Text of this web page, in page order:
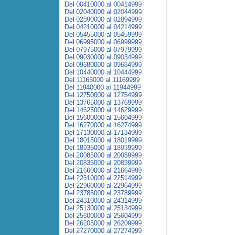
Del 00410000 al 00414999
Del 02040000 al 02044999
Del 02890000 al 02894999
Del 04210000 al 04214999
Del 05455000 al 05459999
Del 06995000 al 06999999
Del 07975000 al 07979999
Del 09030000 al 09034999
Del 09680000 al 09684999
Del 10440000 al 10444999
Del 11165000 al 11169999
Del 11940000 al 11944999
Del 12750000 al 12754999
Del 13765000 al 13769999
Del 14625000 al 14629999
Del 15600000 al 15604999
Del 16270000 al 16274999
Del 17130000 al 17134999
Del 18015000 al 18019999
Del 18935000 al 18939999
Del 20085000 al 20089999
Del 20835000 al 20839999
Del 21660000 al 21664999
Del 22510000 al 22514999
Del 22960000 al 22964999
Del 23785000 al 23789999
Del 24310000 al 24314999
Del 25130000 al 25134999
Del 25600000 al 25604999
Del 26205000 al 26209999
Del 27270000 al 27274999